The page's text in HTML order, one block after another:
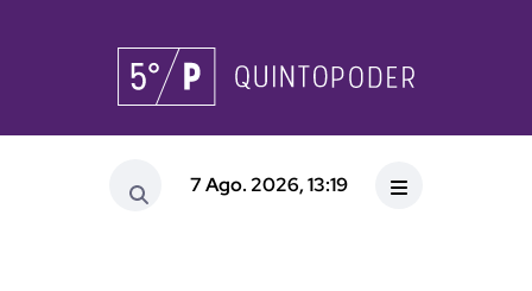
7 Ago. 2026, 13:19